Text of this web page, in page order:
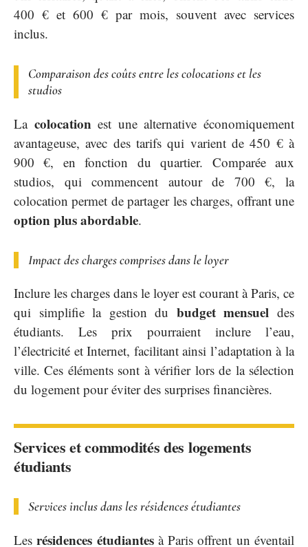
400 € et 600 € par mois, souvent avec services
inclus.
Comparaison des coûts entre les colocations et les
studios
La colocation est une alternative économiquement
avantageuse, avec des tarifs qui varient de 450 € à
900 €, en fonction du quartier. Comparée aux
studios, qui commencent autour de 700 €, la
colocation permet de partager les charges, offrant une
option plus abordable.
Impact des charges comprises dans le loyer
Inclure les charges dans le loyer est courant à Paris, ce
qui simplifie la gestion du budget mensuel des
étudiants. Les prix pourraient inclure l’eau,
l’électricité et Internet, facilitant ainsi l’adaptation à la
ville. Ces éléments sont à vérifier lors de la sélection
du logement pour éviter des surprises financières.
Services et commodités des logements
étudiants
Services inclus dans les résidences étudiantes
Lesrésidences étudiantesà Paris offrent un éventail